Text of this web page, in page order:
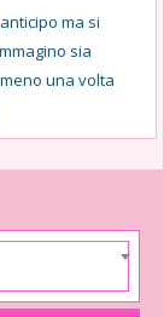
ma si
sia
una volta